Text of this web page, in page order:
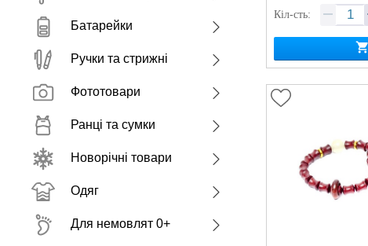
Батарейки
Ручки та стрижні
Фототовари
Ранці та сумки
Новорічні товари
Одяг
Для немовлят 0+
Кіл-сть: